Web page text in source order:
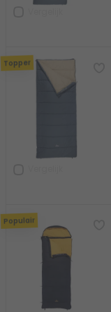
Topper
Populair